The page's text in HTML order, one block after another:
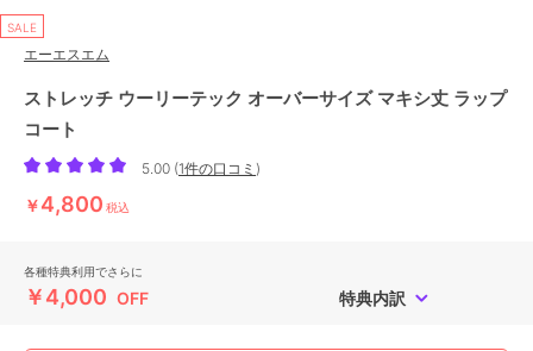
SALE
エーエスエム
ストレッチ ウーリーテック オーバーサイズ マキシ丈 ラップ
コート
5.00 (1件の口コミ )
￥4,800 税込
各種特典利用でさらに
￥4,000 OFF 特典内訳